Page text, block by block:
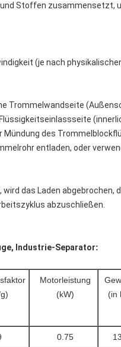
Stoffen zusammensetzt,
(je nach
Trommelwandseite
Mündung des
entladen, oder
das Laden abgebrochen,
abzuschließen.
Industrie-Separator:
Motorleistung
(kW)
(in
0.75